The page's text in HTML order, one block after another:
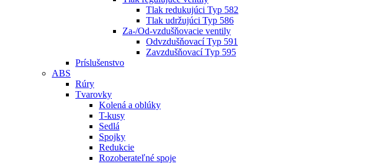
Tlak redukujúci Typ 582
Tlak udržujúci Typ 586
Za-/Od-vzdušňovacie ventily
Odvzdušňovací Typ 591
Zavzdušňovací Typ 595
Príslušenstvo
ABS
Rúry
Tvarovky
Kolená a oblúky
T-kusy
Sedlá
Spojky
Redukcie
Rozoberateľné spoje